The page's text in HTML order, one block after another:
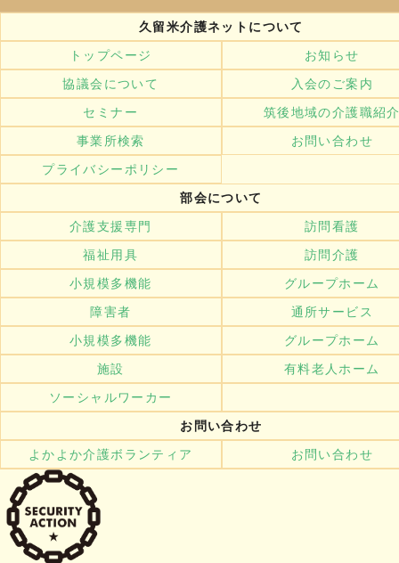
久留米介護ネットについて
トップページ
お知らせ
協議会について
入会のご案内
セミナー
筑後地域の介護職紹
事業所検索
お問い合わせ
プライバシーポリシー
部会について
介護支援専門
訪問看護
福祉用具
訪問介護
小規模多機能
グループホーム
障害者
通所サービス
小規模多機能
グループホーム
施設
有料老人ホーム
ソーシャルワーカー
お問い合わせ
よかよか介護ボランティア
お問い合わせ